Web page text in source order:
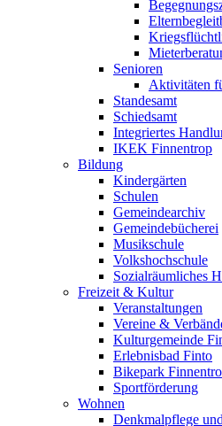
Senioren
Aktivitäten
Standesamt
Schiedsamt
Integriertes
IKEK Finnentrop
Bildung
Kindergärten
Schulen
Gemeindearchiv
Gemeindebücherei
Musikschule
Volkshochschule
Sozialräumliches
Freizeit & Kultur
Veranstaltungen
Vereine &
Kulturgemeinde
Erlebnisbad Finto
Bikepark
Sportförderung
Wohnen
Denkmalpflege